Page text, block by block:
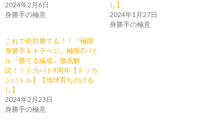
2024年2月6日
身勝手の極意
し】
2024年1月27日
身勝手の極意
これで絶対勝てる！！『極限
身勝手＆キラベジ』極限Zバト
ル『勝てる編成』徹底解
説！！ドカバト9周年【ドッカ
ンバトル】【地球育ちのげる
し】
2024年2月23日
身勝手の極意